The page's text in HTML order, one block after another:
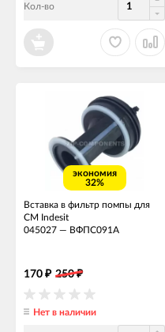
Кол-во
экономия
32%
Вставка в фильтр помпы для
СМ Indesit
045027 — ВФПС091А
170 ₽ 250₽
Нет в наличии